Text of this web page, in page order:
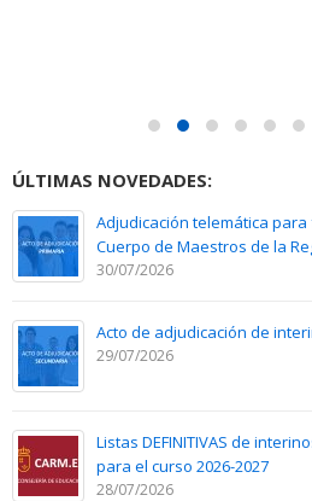
ÚLTIMAS NOVEDADES:
Adjudicación telemática
Cuerpo de Maestros de la
30/07/2026
Acto de adjudicación de
29/07/2026
Listas DEFINITIVAS de
para el curso 2026-2027
28/07/2026